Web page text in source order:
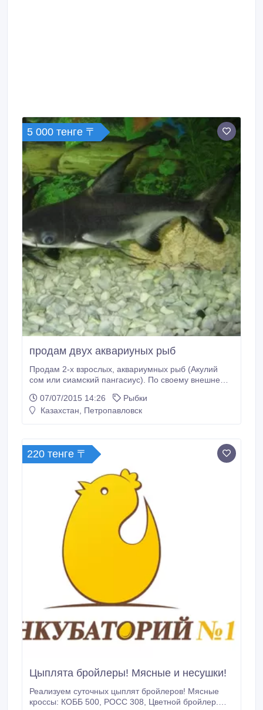
5 000 тенге 〒
продам двух аквариуных рыб
Продам 2-х взрослых, аквариумных рыб (Акулий
сом или сиамский пангасиус). По своему внешнему
Рыбки очень обаятельны, активны, подвижны,
миролюбивы, уживаются со всеми обитателями.
07/07/2015 14:26
Рыбки
Казахстан, Петропавловск
220 тенге 〒
Цыплята бройлеры! Мясные и несушки!
Реализуем суточных цыплят бройлеров! Мясные
кроссы: КОББ 500, РОСС 308, Цветной бройлер.